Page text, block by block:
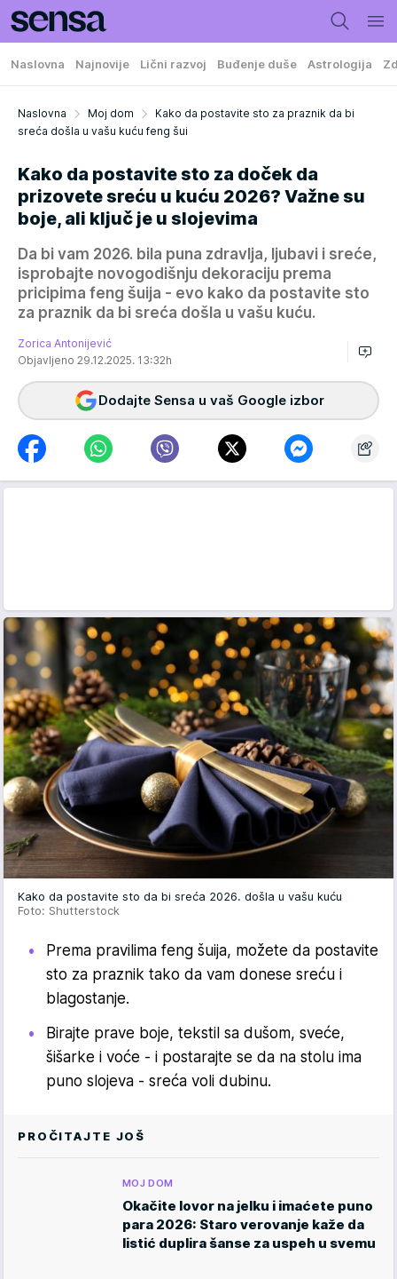
Naslovna Najnovije Lični razvoj Buđenje duše Astrologija
Naslovna Moj dom
Kako da postavite sto za praznik da bi
sreća došla u vašu kuću feng šui
Kako da postavite sto za doček da
prizovete sreću u kuću 2026? Važne su
boje, ali ključ je u slojevima
Da bi vam 2026. bila puna zdravlja, ljubavi i sreće,
isprobajte novogodišnju dekoraciju prema
pricipima feng šuija - evo kako da postavite sto
za praznik da bi sreća došla u vašu kuću.
Zorica Antonijević
Objavljeno 29.12.2025. 13:32h
Dodajte Sensa u vaš Google izbor
Kako da postavite sto da bi sreća 2026. došla u vašu kuću
Foto: Shutterstock
Prema pravilima feng šuija, možete da postavite
sto za praznik tako da vam donese sreću i
blagostanje.
Birajte prave boje, tekstil sa dušom, sveće,
šišarke i voće - i postarajte se da na stolu ima
puno slojeva - sreća voli dubinu.
PROČITAJTE JOŠ
MOJ DOM
Okačite lovor na jelku i imaćete puno
para 2026: Staro verovanje kaže da
listić duplira šanse za uspeh u svemu